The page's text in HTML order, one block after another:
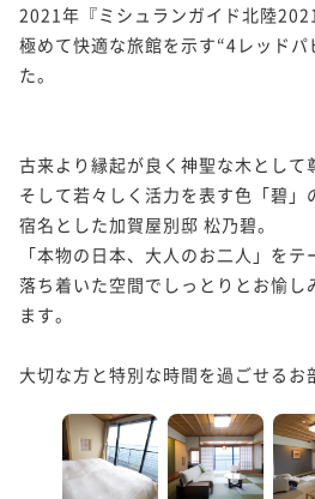
2021年『ミシュランガイド北陸
極めて快適な旅館を示す“4レッド
た。
古来より縁起が良く神聖な木として
そして若々しく活力を表す色「碧」
宿名とした加賀屋別邸 松乃碧。
「本物の日本、大人のお二人」をテ
落ち着いた空間でしっとりとお愉し
ます。
大切な方と特別な時間を過ごせるお